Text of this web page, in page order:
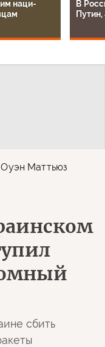
наци-
В
Оуэн Маттьюз
сбить